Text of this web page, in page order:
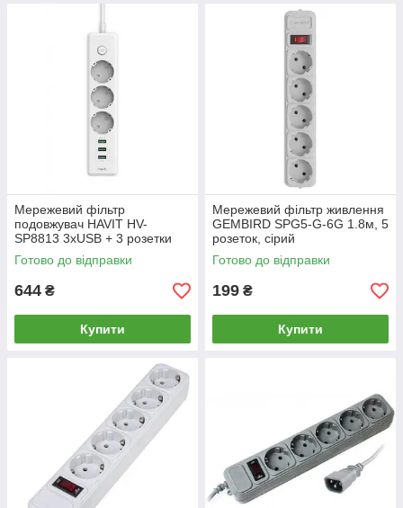
Мережевий фільтр
подовжувач HAVIT HV-
SP8813 3хUSB + 3 розетки
білий
Готово до відправки
644 ₴
Купити
Мережевий фільтр живлення
GEMBIRD SPG5-G-6G 1.8м, 5
розеток, сірий
Готово до відправки
199 ₴
Купити